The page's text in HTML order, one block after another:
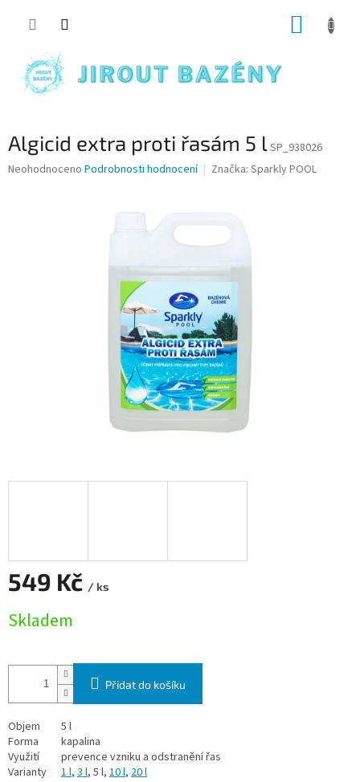
Algicid extra proti řasám 5 l SP_938026
Průměrné hodnocení produktu je 0,0 z 5 hvězdiček.
Neohodnoceno Podrobnosti hodnocení Značka: Sparkly POOL
549 Kč / ks
Skladem
Přidat do košíku
Objem
5 l
Forma
kapalina
Využití
prevence vzniku a odstranění řas
Varianty
1 l, 3 l, 5 l, 10 l, 20 l